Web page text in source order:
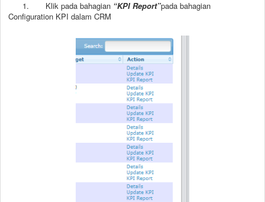
1.
Klik pada bahagian “KPI Report”pada bahagian
Configuration KPI dalam CRM